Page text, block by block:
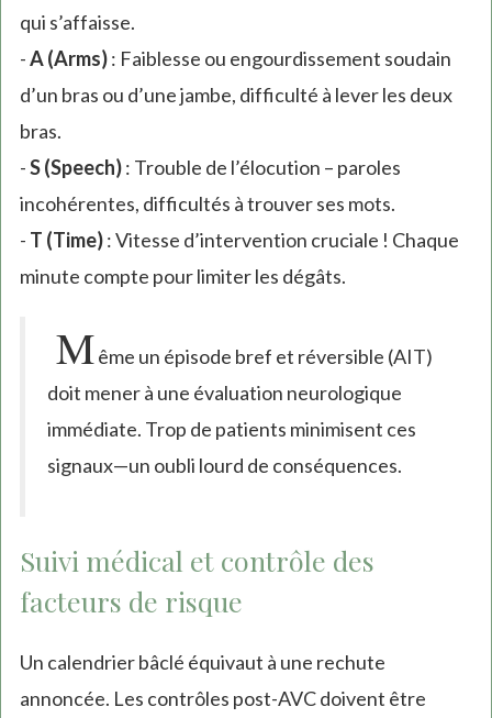
qui s’affaisse.
-A (Arms): Faiblesse ou engourdissement soudain
d’un bras ou d’une jambe, difficulté à lever les deux
bras.
-S (Speech): Trouble de l’élocution – paroles
incohérentes, difficultés à trouver ses mots.
- T (Time): Vitesse d’intervention cruciale ! Chaque
minute compte pour limiter les dégâts.
Même un épisode bref et réversible (AIT)
doit mener à une évaluation neurologique
immédiate. Trop de patients minimisent ces
signaux—un oubli lourd de conséquences.
Suivi médical et contrôle des
facteurs de risque
Un calendrier bâclé équivaut à une rechute
annoncée. Les contrôles post-AVC doivent être